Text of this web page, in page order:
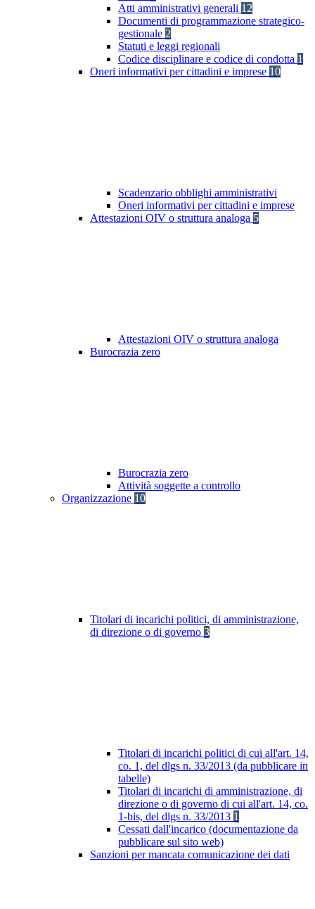
Atti amministrativi generali 12
Documenti di programmazione strategico-
gestionale 2
Statuti e leggi regionali
Codice disciplinare e codice di condotta 1
Oneri informativi per cittadini e imprese 10
Scadenzario obblighi amministrativi
Oneri informativi per cittadini e imprese
Attestazioni OIV o struttura analoga 5
Attestazioni OIV o struttura analoga
Burocrazia zero
Burocrazia zero
Attività soggette a controllo
Organizzazione 10
Titolari di incarichi politici, di amministrazione,
di direzione o di governo 3
Titolari di incarichi politici di cui all'art. 14,
co. 1, del dlgs n. 33/2013 (da pubblicare in
tabelle)
Titolari di incarichi di amministrazione, di
direzione o di governo di cui all'art. 14, co.
1-bis, del dlgs n. 33/2013 1
Cessati dall'incarico (documentazione da
pubblicare sul sito web)
Sanzioni per mancata comunicazione dei dati